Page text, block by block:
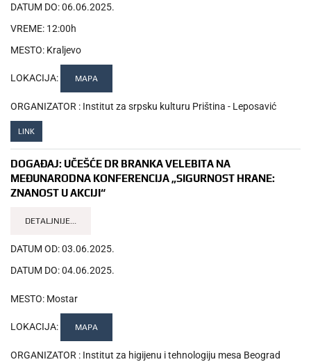
DATUM DO:06.06.2025.
VREME: 12:00h
MESTO: Kraljevo
LOKACIJA: MAPA
ORGANIZATOR : Institut za srpsku kulturu Priština - Leposavić
LINK
DOGAĐAJ: UČEŠĆE DR BRANKA VELEBITA NA
MEĐUNARODNA KONFERENCIJA „SIGURNOST HRANE:
ZNANOST U AKCIJI“
DETALJNIJE...
DATUM OD:03.06.2025.
DATUM DO:04.06.2025.
MESTO: Mostar
LOKACIJA: MAPA
ORGANIZATOR : Institut za higijenu i tehnologiju mesa Beograd